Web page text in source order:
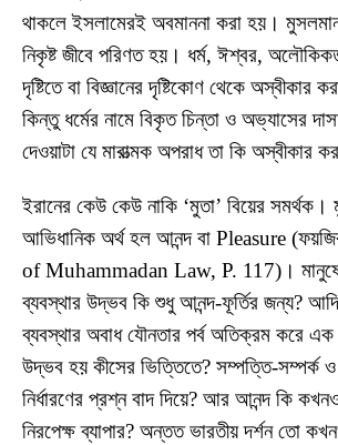
থাকলে ইসলামেরই অবমাননা করা হয়। মুসলমান
নিকৃষ্ট জীবে পরিণত হয়। ধর্ম, ঈশ্বর,
দৃষ্টিতে বা বিজ্ঞানের দৃষ্টিকোণ থেকে অস্বীকার
কিন্তু ধর্মের নামে বিকৃত চিন্তা ও অভ্যাসের
দেওয়াটা যে মারাত্মক অপরাধ তা কি অস্বীকার
ইরানের কেউ কেউ নাকি ‘মুতা’ বিয়ের সমর্থক।
আভিধানিক অর্থ হল আনন্দ বা Pleasure
of Muhammadan Law, P. 117)। মানুষের
ব্যবস্থার উদ্ভব কি শুধু আনন্দ-ফূর্তির জন্য?
ব্যবস্থার অবাধ যৌনতার পর্ব অতিক্রম করে এক
উদ্ভব হয় কীসের ভিত্তিতে? সম্পত্তি-সম্পর্ক ও
নির্ধারণের প্রশ্ন বাদ দিয়ে? আর আনন্দ কি
নিরপেক্ষ ব্যাপার? অন্তত ভারতীয় দর্শন তো